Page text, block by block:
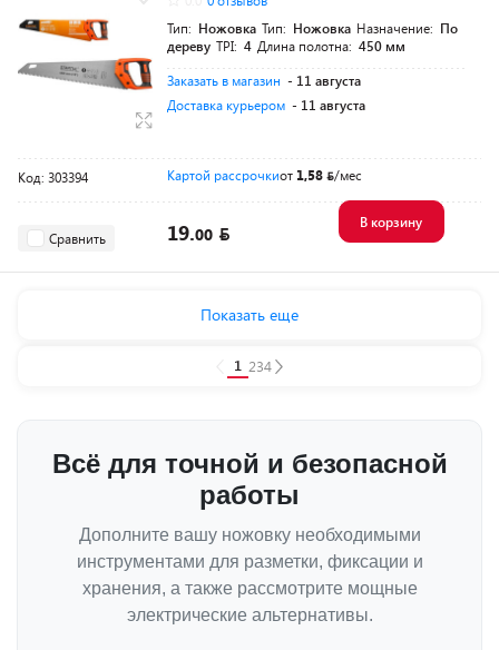
Тип: Ножовка Тип: Ножовка Назначение: По
дереву TPI: 4 Длина полотна: 450 мм
Заказать в магазин - 11 августа
Доставка курьером - 11 августа
Код: 303394 Картой рассрочкиот 1,58 /мес
Сравнить 19.00
В корзину
Показать еще
1 234
Всё для точной и безопасной
работы
Дополните вашу ножовку необходимыми
инструментами для разметки, фиксации и
хранения, а также рассмотрите мощные
электрические альтернативы.